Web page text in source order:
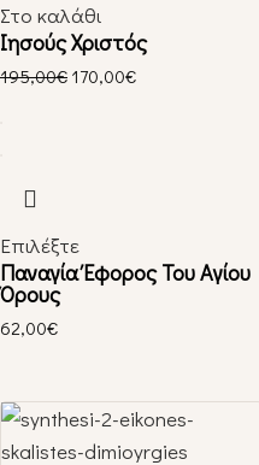
Στο καλάθι
Ιησούς Χριστός
195,00€ 170,00€
Επιλέξτε
Παναγία Έφορος Του Αγίου
Όρους
62,00€